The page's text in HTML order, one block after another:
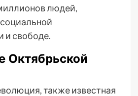
людей,
и свободе.
Октябрьской
также известная